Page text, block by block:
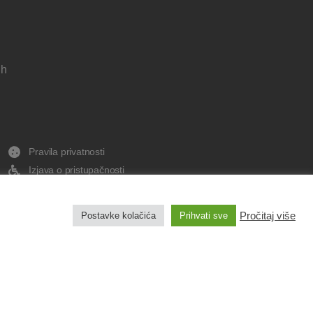
Pravila privatnosti
Izjava o pristupačnosti
Postavke kolačića Prihvati sve Pročitaj više